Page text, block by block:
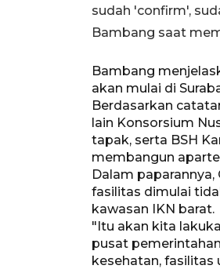
sudah 'confirm',
Bambang saat
Bambang
akan mulai di
Berdasarkan
lain Konsorsium
tapak, serta BSH
membangun
Dalam
fasilitas dimulai
kawasan IKN barat.
"Itu akan kita
pusat
kesehatan, fasilitas